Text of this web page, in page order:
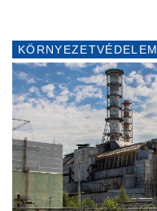
KÖRNYEZETVÉDELEM